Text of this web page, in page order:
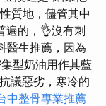
質地，儘管其中
遍的，👌沒有刺
醫生推薦，因為
型奶油用作其藍
議惡劣，寒冷的
中整骨專業推薦